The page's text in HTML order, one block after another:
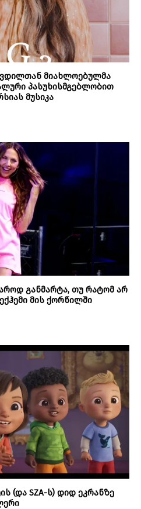
მიახლოებულმა
პასუხისმგებლობით
მუსიკა
განმარტა, თუ რატომ არ
მის ქორწილში
(და SZA-ს) დიდ ეკრანზე